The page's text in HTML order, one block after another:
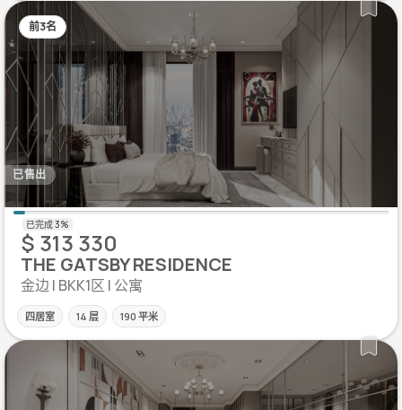
前3名
已售出
$ 313 330
THE GATSBY RESIDENCE
金边 | BKK1区 | 公寓
四居室 14 层 190 平米